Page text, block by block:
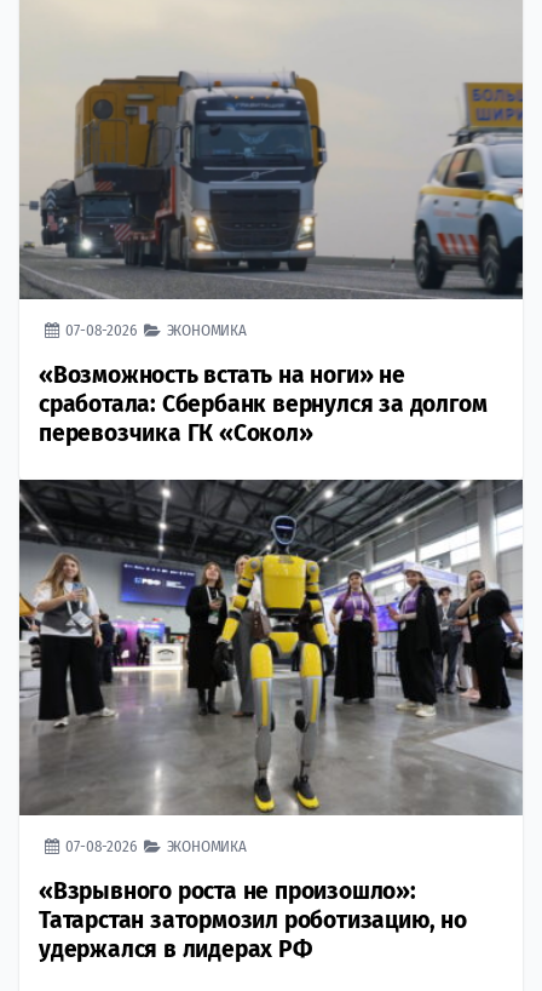
07-08-2026 ЭКОНОМИКА
«Возможность встать на ноги» не
сработала: Сбербанк вернулся за долгом
перевозчика ГК «Сокол»
07-08-2026 ЭКОНОМИКА
«Взрывного роста не произошло»:
Татарстан затормозил роботизацию, но
удержался в лидерах РФ